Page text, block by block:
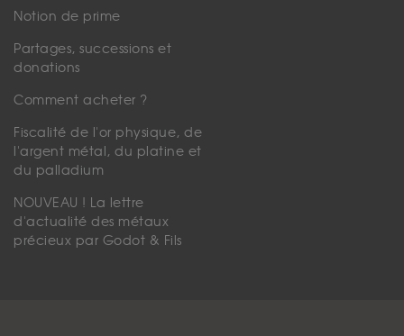
Notion de prime
Partages, successions et
donations
Comment acheter ?
Fiscalité de l'or physique, de
l'argent métal, du platine et
du palladium
NOUVEAU ! La lettre
d'actualité des métaux
précieux par Godot & Fils